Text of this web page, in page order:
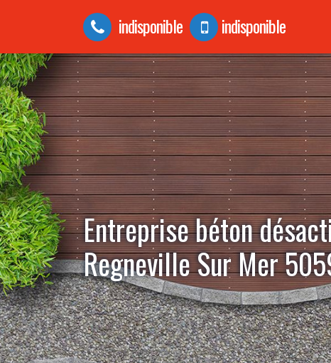
indisponible indisponible
Entreprise béton
Regneville Sur Mer